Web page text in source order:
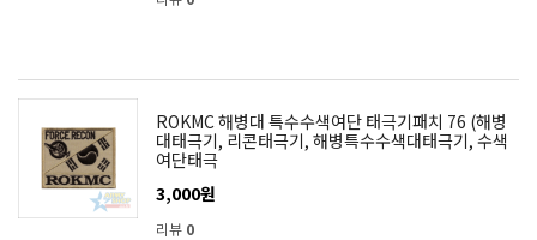
ROKMC 해병대 특수수색여단 태극기패치 76 (해병
대태극기, 리콘태극기, 해병특수수색대태극기, 수색
여단태극
3,000원
리뷰 0